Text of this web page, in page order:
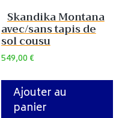
Skandika Montana
avec/sans tapis de
sol cousu
549,00€
Ajouter au
panier